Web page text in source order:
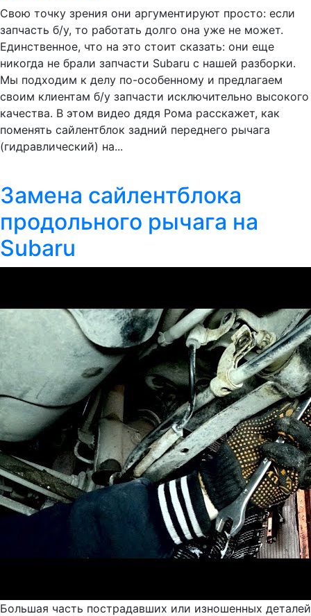
Свою точку зрения они аргументируют просто: если
запчасть б/у, то работать долго она уже не может.
Единственное, что на это стоит сказать: они еще
никогда не брали запчасти Subaru с нашей разборки.
Мы подходим к делу по-особенному и предлагаем
своим клиентам б/у запчасти исключительно высокого
качества. В этом видео дядя Рома расскажет, как
поменять сайлентблок задний переднего рычага
(гидравлический) на...
Замена сайлентблока
продольного рычага на
Subaru
Большая часть пострадавших или изношенных деталей